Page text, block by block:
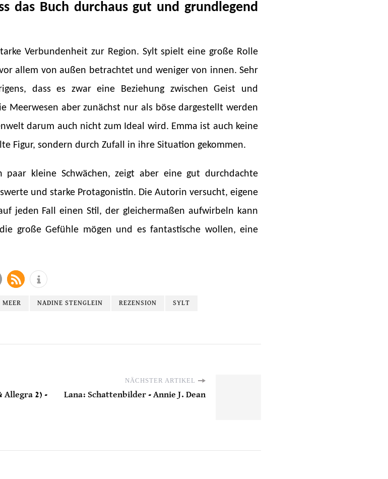
das Buch durchaus gut und grundlegend
Verbundenheit zur Region. Sylt spielt eine große Rolle
allem von außen betrachtet und weniger von innen. Sehr
dass es zwar eine Beziehung zwischen Geist und
Meerwesen aber zunächst nur als böse dargestellt werden
darum auch nicht zum Ideal wird. Emma ist auch keine
Figur, sondern durch Zufall in ihre Situation gekommen.
kleine Schwächen, zeigt aber eine gut durchdachte
und starke Protagonistin. Die Autorin versucht, eigene
jeden Fall einen Stil, der gleichermaßen aufwirbeln kann
große Gefühle mögen und es fantastische wollen, eine
MEER NADINE STENGLEIN REZENSION SYLT
Allegra 2) -
NÄCHSTER ARTIKEL
Lana: Schattenbilder - Annie J. Dean